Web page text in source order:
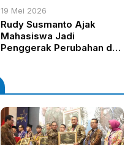
19 Mei 2026
Rudy Susmanto Ajak
Mahasiswa Jadi
Penggerak Perubahan dan